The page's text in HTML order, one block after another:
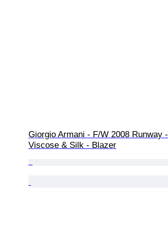
Giorgio Armani - F/W 2008 Runway -
Viscose & Silk - Blazer